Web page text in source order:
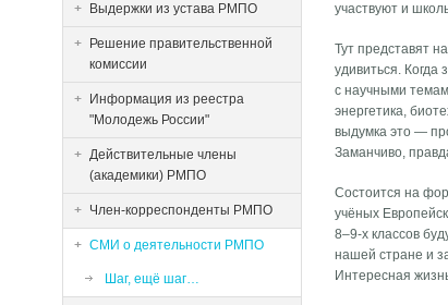
участвуют и
Тут представят
удивиться. Когда
с научными
энергетика,
выдумка это —
Заманчиво,
Состоится на
учёных
8–9-х классов
нашей стране и
Интересная
Выдержки из устава РМПО
Решение правительственной
комиссии
Информация из реестра
"Молодежь России"
Действительные члены
(академики) РМПО
Член-корреспонденты РМПО
СМИ о деятельности РМПО
Шаг, ещё шаг…